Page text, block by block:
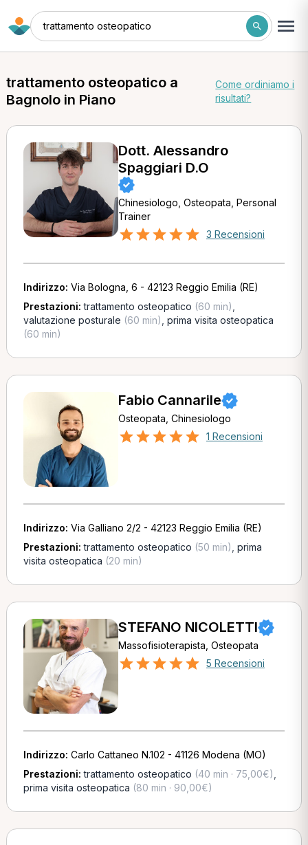
trattamento osteopatico
trattamento osteopatico a
Bagnolo in Piano
Come ordiniamo i
risultati?
Dott. Alessandro
Spaggiari D.O
Chinesiologo, Osteopata, Personal
Trainer
3 Recensioni
Indirizzo: Via Bologna, 6 - 42123 Reggio Emilia (RE)
Prestazioni:trattamento osteopatico (60 min)
valutazione posturale (60 min) prima visita osteopatica
(60 min)
Fabio Cannarile
Osteopata, Chinesiologo
1 Recensioni
Indirizzo: Via Galliano 2/2 - 42123 Reggio Emilia (RE)
Prestazioni:trattamento osteopatico (50 min) prima
visita osteopatica (20 min)
STEFANO NICOLETTI
Massofisioterapista, Osteopata
5 Recensioni
Indirizzo: Carlo Cattaneo N.102 - 41126 Modena (MO)
Prestazioni:trattamento osteopatico (40 min · 75,00€)
prima visita osteopatica (80 min · 90,00€)